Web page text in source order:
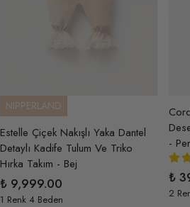
NIPPERLAND
Estelle Çiçek Nakışlı Yaka Dantel
Detaylı Kadife Tulum Ve Triko
Hırka Takım - Bej
₺ 9,999.00
1 Renk 4 Beden
-
₺
2